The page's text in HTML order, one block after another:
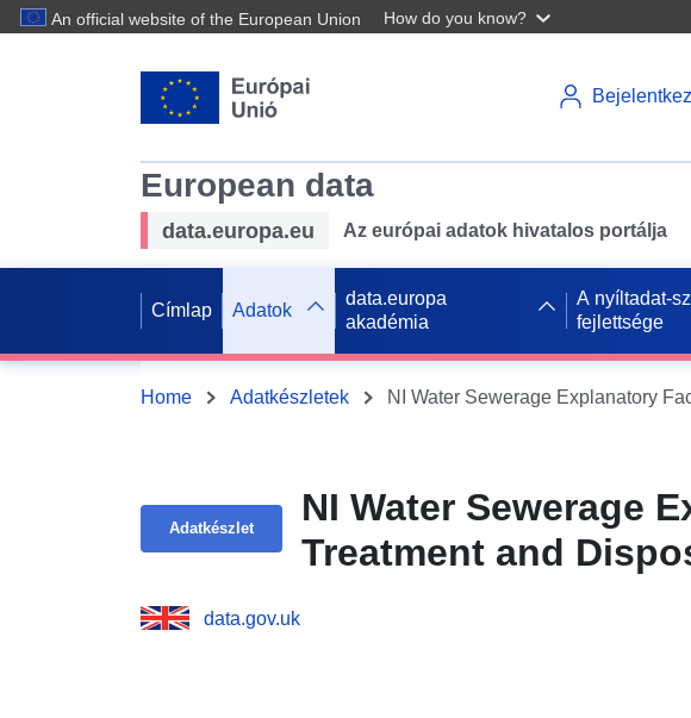
An official website of the European Union How do you know?
European data
data.europa.eu Az európai adatok hivatalos portálja
Címlap Adatok
data.europa
akadémia
A nyíltadat-
fejlettsége
Home Adatkészletek
Adatkészlet
NI Water Sewerage
Treatment and
data.gov.uk